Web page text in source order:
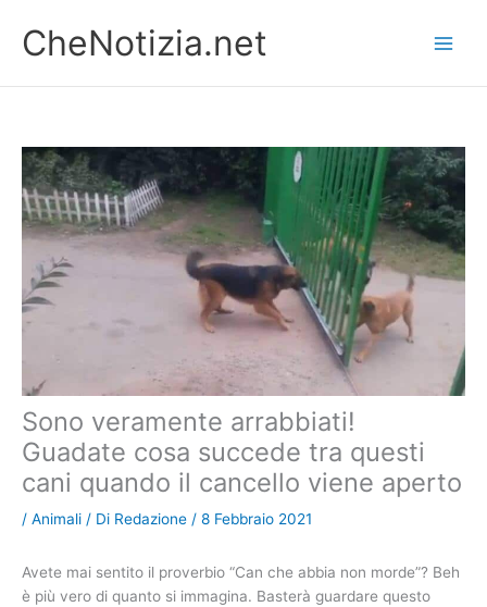
contenuto
CheNotizia.net
Sono veramente arrabbiati!
Guadate cosa succede tra questi
cani quando il cancello viene aperto
/ Animali / Di Redazione / 8 Febbraio 2021
Avete mai sentito il proverbio “Can che abbia non morde”? Beh
è più vero di quanto si immagina. Basterà guardare questo